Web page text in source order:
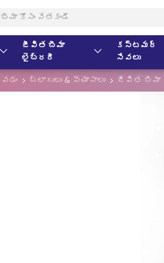
జీవిత బీమా
లైబ్రరీ
కస్టమర్
సేవలు
బ్లాగులు & వ్యాసాలు జీవిత బీమా